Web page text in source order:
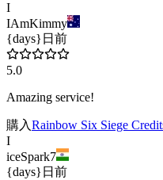
I
IAmKimmy
{days}日前
5.0
Amazing service!
購入Rainbow Six Siege
I
iceSpark7
{days}日前